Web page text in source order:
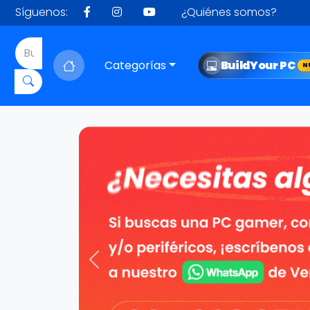
Síguenos: ¿Quiénes somos?
Categorías BuildYour PC